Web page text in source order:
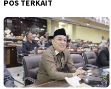
POS TERKAIT